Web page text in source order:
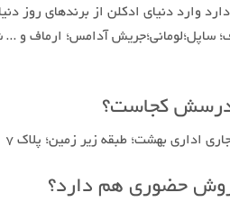
وارد دنیای ادکلن از برندهای روز
ساپل؛لومانی؛جریش آدامس؛ ارماف و
کجاست؟
اداری بهشت؛ طبقه زیر زمین؛ پلاک ۷
حضوری هم دارد؟